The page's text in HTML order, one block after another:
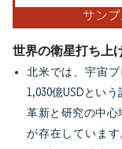
世界の衛星打ち上
北米では、宇宙
1,030億USDとい
革新と研究の中心
が存在していま